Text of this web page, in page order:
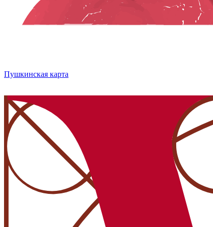
Пушкинская карта